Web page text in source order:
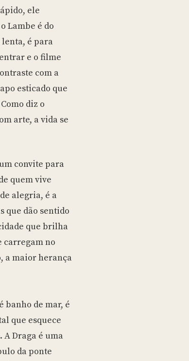
ele
Lambe é do
é para
e o filme
com a
esticado que
diz o
arte, a vida se
convite para
quem vive
alegria, é a
que dão sentido
que brilha
carregam no
a maior herança
banho de mar, é
que esquece
A Draga é uma
da ponte